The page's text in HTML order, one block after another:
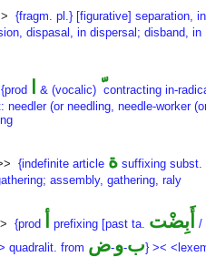
{fragm. pl.} [figurative] separation, in
dispasal, in dispersal; disband, in
{prod & (vocalic) contracting in-
(or needling, needle-worker
{indefinite article ةsuffixing subst.
assembly, gathering, raly
{prod prefixing [past ta. أَبِضْت
/
quadralit. from ب-و-ض
} ><